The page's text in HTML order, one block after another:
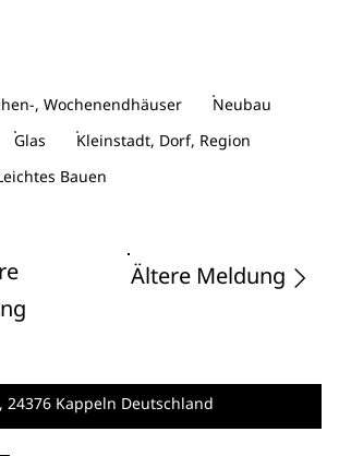
, Wochenendhäuser
Neubau
Glas
Kleinstadt, Dorf, Region
Bauen
Ältere Meldung
, 24376 Kappeln Deutschland